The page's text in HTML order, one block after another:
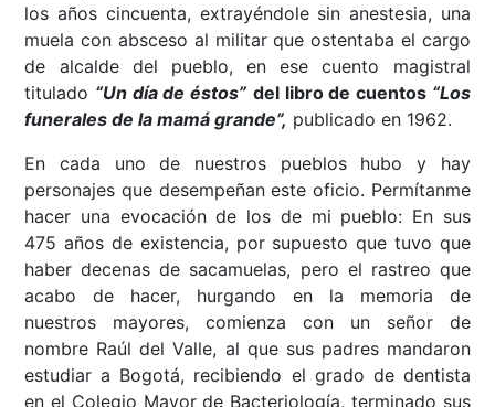
los años cincuenta, extrayéndole sin anestesia, una
muela con absceso al militar que ostentaba el cargo
de alcalde del pueblo, en ese cuento magistral
titulado “Un día de éstos” del libro de cuentos“Los
funerales de la mamá grande”, publicado en 1962.
En cada uno de nuestros pueblos hubo y hay
personajes que desempeñan este oficio. Permítanme
hacer una evocación de los de mi pueblo: En sus
475 años de existencia, por supuesto que tuvo que
haber decenas de sacamuelas, pero el rastreo que
acabo de hacer, hurgando en la memoria de
nuestros mayores, comienza con un señor de
nombre Raúl del Valle, al que sus padres mandaron
estudiar a Bogotá, recibiendo el grado de dentista
en el Colegio Mayor de Bacteriología, terminado sus